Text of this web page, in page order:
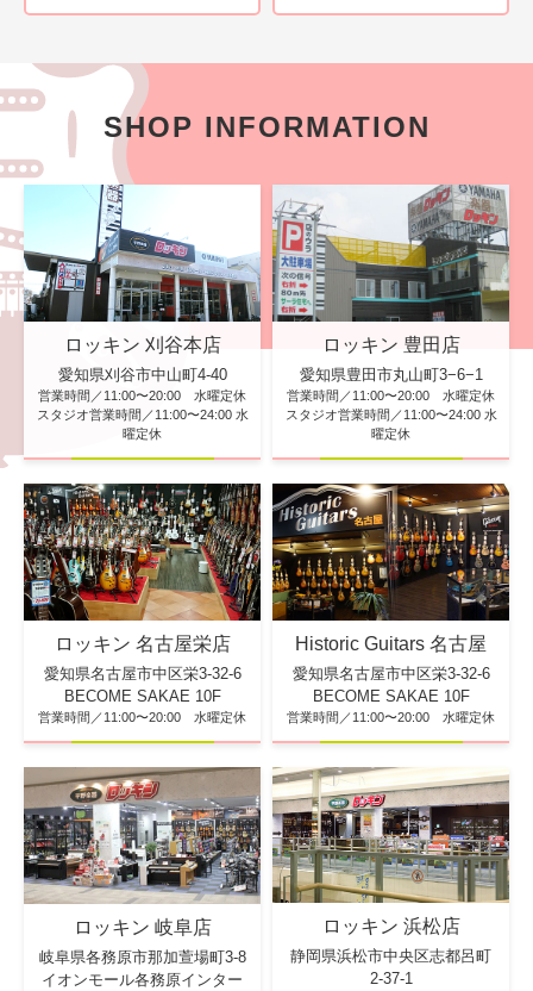
SHOP INFORMATION
ロッキン 刈谷本店
愛知県刈谷市中山町4-40
営業時間／11:00〜20:00 水曜定休
スタジオ営業時間／11:00〜24:00 水
曜定休
ロッキン 豊田店
愛知県豊田市丸山町3−6−1
営業時間／11:00〜20:00 水曜定休
スタジオ営業時間／11:00〜24:00 水
曜定休
ロッキン 名古屋栄店
愛知県名古屋市中区栄3-32-6
BECOME SAKAE 10F
営業時間／11:00〜20:00 水曜定休
Historic Guitars 名古屋
愛知県名古屋市中区栄3-32-6
BECOME SAKAE 10F
営業時間／11:00〜20:00 水曜定休
ロッキン 岐阜店
岐阜県各務原市那加萱場町3-8
イオンモール各務原インター
ロッキン 浜松店
静岡県浜松市中央区志都呂町
2-37-1